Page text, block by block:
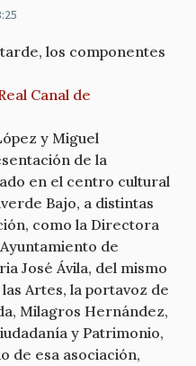
los componentes
Canal de
y Miguel
de la
en el centro cultural
Bajo, a distintas
como la Directora
de
José Ávila, del mismo
Artes, la portavoz de
Milagros Hernández,
y Patrimonio,
de esa asociación,